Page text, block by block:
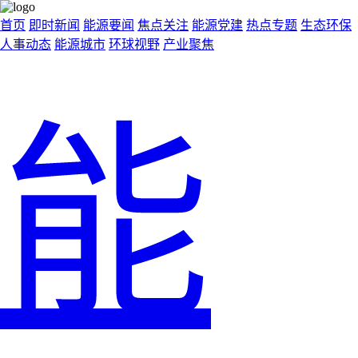
首页 即时新闻 能源要闻 焦点关注 能源党建 热点专题 生态环保
人事动态 能源城市 环球视野 产业聚焦
能